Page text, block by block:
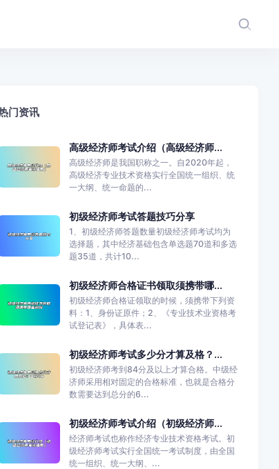
门资讯
高级经济师考试介绍（高级经济师...
高级经济师是我国职称之一。自2020年起，
高级经济专业技术资格实行全国统一组织、统
一大纲、统一命题的...
初级经济师考试答题技巧分享
1、初级经济师答题数量初级经济师考试均为
选择题，其中经济基础包含单选题70道和多选
题35道，共计10...
初级经济师合格证书领取须携带哪...
初级经济师合格证领取的时候，须携带下列资
料：1、身份证原件；2、《专业技术业资格考
试登记表》，具体表...
初级经济师考试多少分才算及格？...
初级经济师考到84分及以上才算合格。中级经
济师采用相对固定的合格标准，也就是合格分
数需要达到总分的6...
初级经济师考试介绍（初级经济师...
经济师考试也称作经济专业技术资格考试。初
级经济师考试实行全国统一考试制度，由全国
统一组织、统一大纲、...